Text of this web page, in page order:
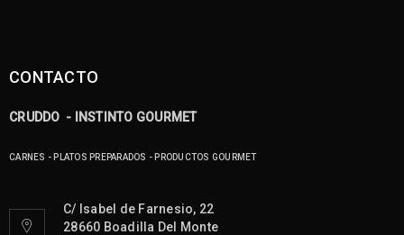
CONTACTO
CRUDDO - INSTINTO GOURMET
CARNES - PLATOS PREPARADOS - PRODUCTOS GOURMET
C/ Isabel de Farnesio, 22
28660 Boadilla Del Monte